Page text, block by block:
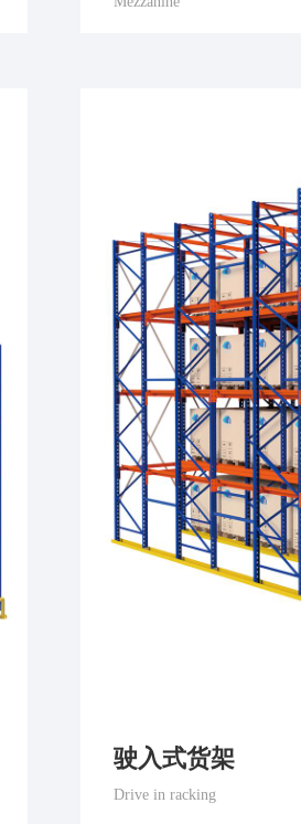
驶入式货架
Drive in racking